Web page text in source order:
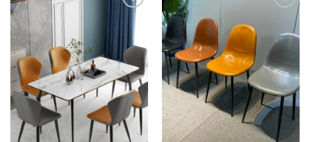
wishlist
Add to
wishlist